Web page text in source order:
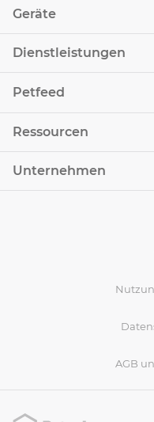
Geräte
Dienstleistungen
Petfeed
Ressourcen
Unternehmen
AGB